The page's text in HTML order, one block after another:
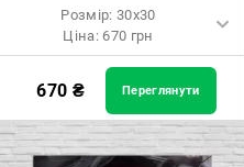
Розмір: 30x30
Ціна: 670 грн
Розмір: 30x30 Ціна: 670 грн
Розмір: 40x40 Ціна: 840 грн
670 ₴ Переглянути